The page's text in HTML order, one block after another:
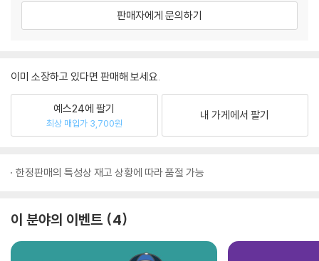
판매자에게 문의하기
이미 소장하고 있다면 판매해 보세요.
예스24에 팔기
최상 매입가 3,700원
내 가게에서 팔기
한정판매의 특성상 재고 상황에 따라 품절 가능
이 분야의 이벤트 4